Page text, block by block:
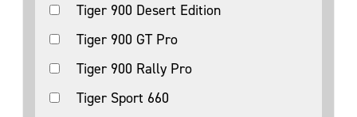
Tiger 900 Desert Edition
Tiger 900 GT Pro
Tiger 900 Rally Pro
Tiger Sport 660